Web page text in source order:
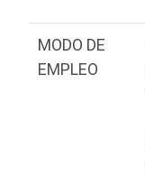
MODO DE
EMPLEO